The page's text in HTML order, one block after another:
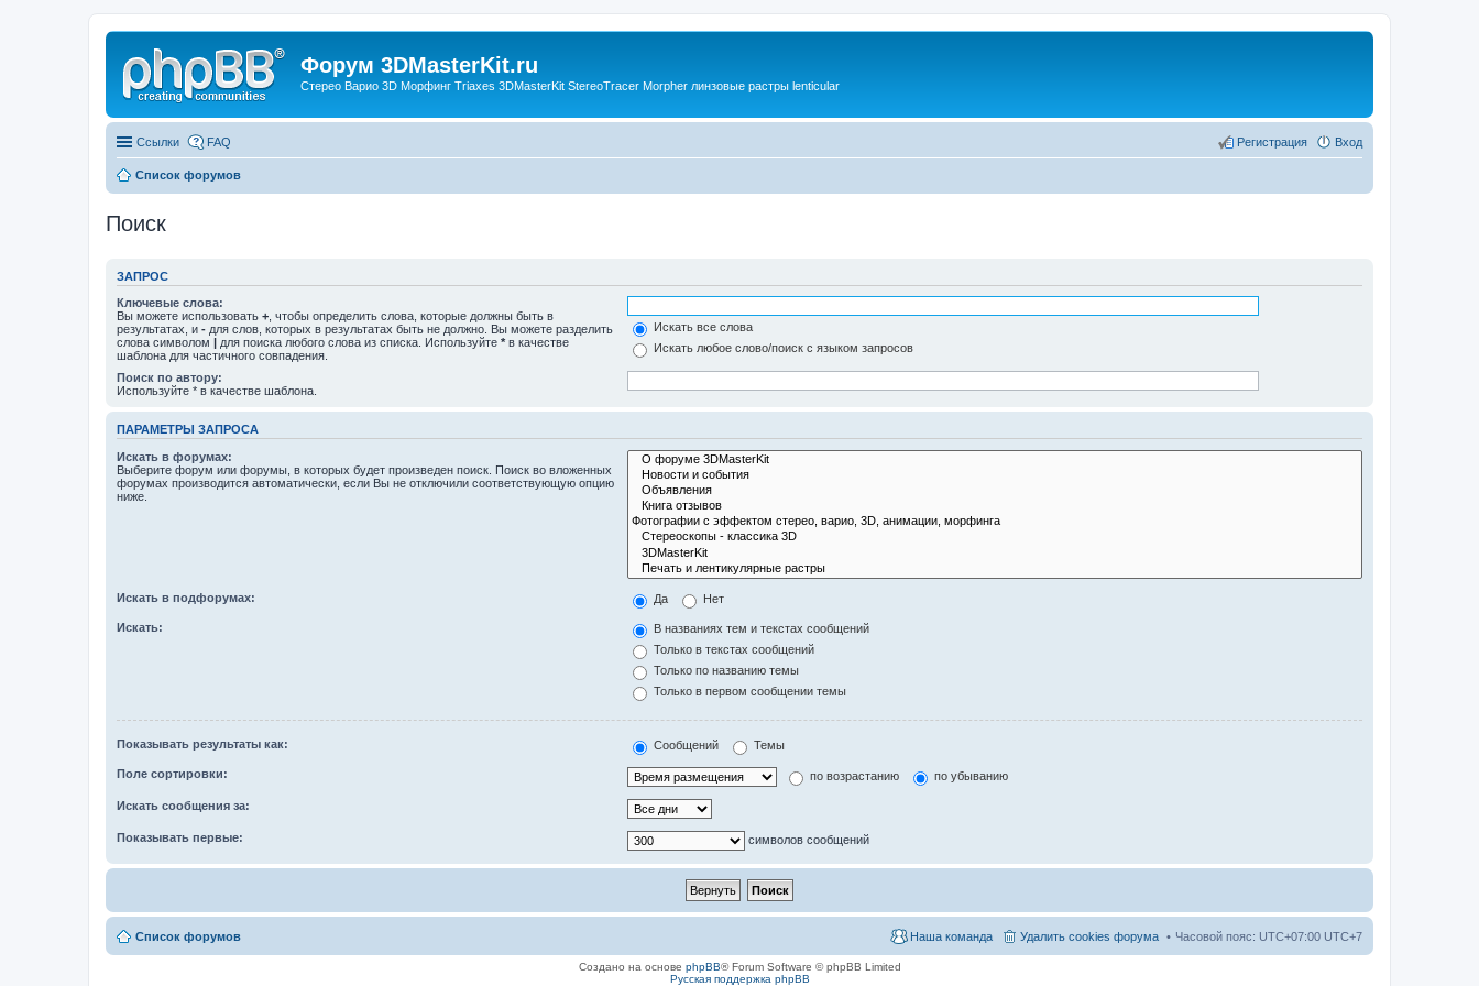
Форум 3DMasterKit.ru
Стерео Варио 3D Морфинг Triaxes 3DMasterKit StereoTracer Morpher линзовые растры lenticular
Ссылки FAQ Вход
Регистрация
Список форумов
Поиск
ЗАПРОС
Ключевые слова:
Вы можете использовать + , чтобы определить слова, которые должны быть в
результатах, и - для слов, которых в результатах быть не должно. Вы можете разделить
слова символом | для поиска любого слова из списка. Используйте * в качестве
шаблона для частичного совпадения.
Искать все слова
Искать любое слово/поиск с языком запросов
Поиск по автору:
Используйте * в качестве шаблона.
ПАРАМЕТРЫ ЗАПРОСА
Искать в форумах:
Выберите форум или форумы, в которых будет произведен поиск. Поиск во вложенных
форумах производится автоматически, если Вы не отключили соответствующую опцию
ниже.
Искать в подфорумах: Да Нет
Искать:
В названиях тем и текстах сообщений
Только в текстах сообщений
Только по названию темы
Только в первом сообщении темы
Показывать результаты как: Сообщений Темы
Поле сортировки: по возрастанию по убыванию
Искать сообщения за:
Показывать первые: символов сообщений
Список форумов Часовой пояс: UTC+07:00 UTC+7
Удалить cookies форума
Наша команда
Создано на основе phpBB® Forum Software © phpBB Limited
Русская поддержка phpBB